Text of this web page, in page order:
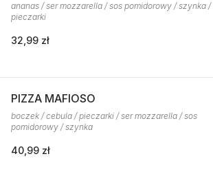
ananas / ser mozzarella / sos pomidorowy / szynka /
pieczarki
32,99 zł
PIZZA MAFIOSO
boczek / cebula / pieczarki / ser mozzarella / sos
pomidorowy / szynka
40,99 zł